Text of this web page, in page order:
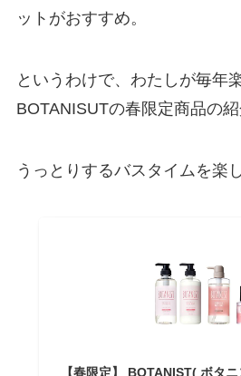
ットがおすすめ。
というわけで、わたしが毎年
BOTANISUTの春限定商品の紹
うっとりするバスタイムを楽
【春限定】 BOTANIST( ボタ